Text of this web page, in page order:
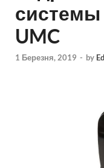
системы
UMC
1 Березня, 2019 - by